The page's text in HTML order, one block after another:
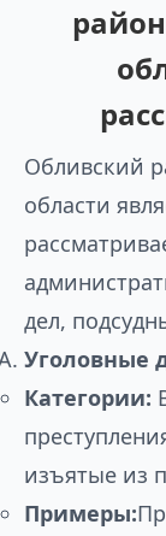
Обливский
области
дел,
Уголовные
Категории:
изъятые из
Примеры: